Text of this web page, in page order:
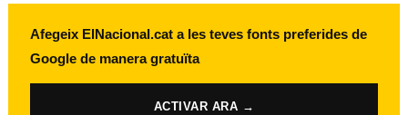
Afegeix ElNacional.cat a les teves fonts preferides de
Google de manera gratuïta
ACTIVAR ARA →